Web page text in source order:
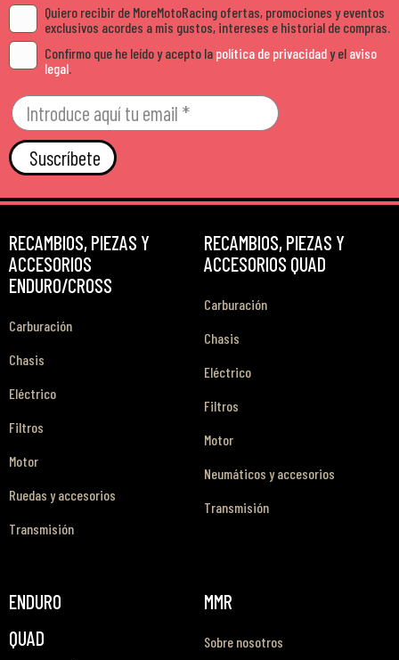
Quiero recibir de MoreMotoRacing ofertas, promociones y eventos
exclusivos acordes a mis gustos, intereses e historial de compras.
Confirmo que he leído y acepto la política de privacidady el aviso
legal
Suscríbete
RECAMBIOS, PIEZAS Y
ACCESORIOS
ENDURO/CROSS
Carburación
Chasis
Eléctrico
Filtros
Motor
Ruedas y accesorios
Transmisión
RECAMBIOS, PIEZAS Y
ACCESORIOS QUAD
Carburación
Chasis
Eléctrico
Filtros
Motor
Neumáticos y accesorios
Transmisión
ENDURO
QUAD
MMR
Sobre nosotros